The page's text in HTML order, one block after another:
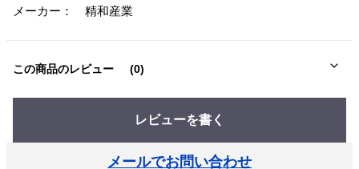
メーカー： 精和産業
この商品のレビュー (0)
レビューを書く
メールでお問い合わせ